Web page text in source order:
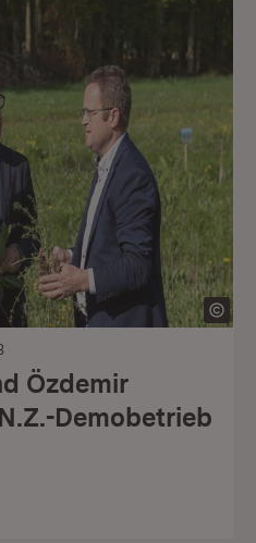
Özdemir
Demobetrieb